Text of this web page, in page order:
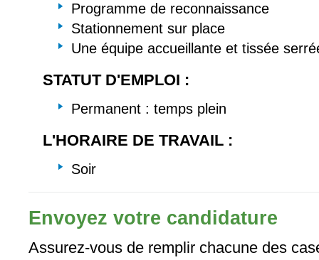
Programme de reconnaissance
Stationnement sur place
Une équipe accueillante et tissée
STATUT D'EMPLOI :
Permanent : temps plein
L'HORAIRE DE TRAVAIL :
Soir
Envoyez votre candidature
Assurez-vous de remplir chacune des